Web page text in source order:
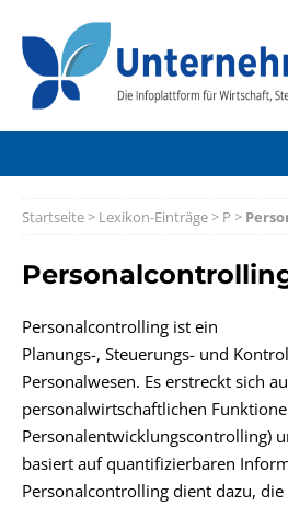
Startseite> Lexikon-Einträge> P >
Personalcontrolling ist ein
Planungs-, Steuerungs- und
Personalwesen. Es erstreckt sich
personalwirtschaftlichen
Personalentwicklungscontrolling)
basiert auf quantifizierbaren
Personalcontrolling dient dazu, die